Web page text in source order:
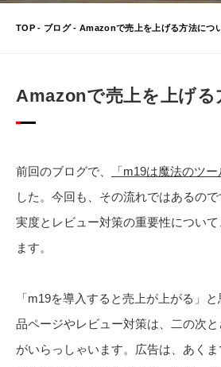
TOP - ブログ- Amazonで売上を上げる方法につ
Amazonで売上を上げる
前回のブログで、 「m19は魔法のツー
した。今回も、その流れではあるの
実度とレビュー対策の重要性につい
ます。
「m19を導入すると売上が上がる」
品ページやレビュー対策は、二の次
がいらっしゃいます。広告は、あく